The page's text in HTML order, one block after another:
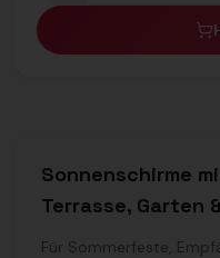
Sonnenschirme
Terrasse, Garten
Für Sommerfeste,